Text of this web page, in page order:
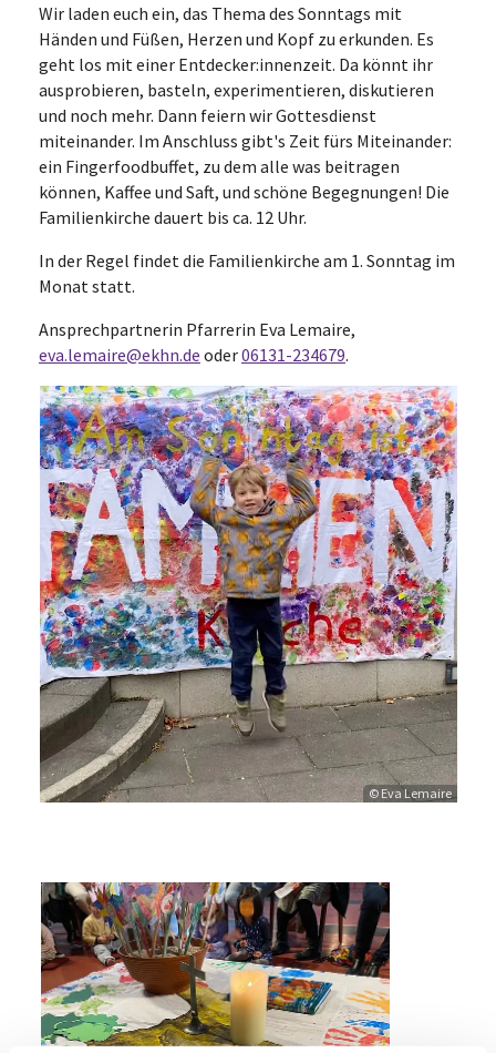
Wir laden euch ein, das Thema des Sonntags mit
Händen und Füßen, Herzen und Kopf zu erkunden. Es
geht los mit einer Entdecker:innenzeit. Da könnt ihr
ausprobieren, basteln, experimentieren, diskutieren
und noch mehr. Dann feiern wir Gottesdienst
miteinander. Im Anschluss gibt's Zeit fürs Miteinander:
ein Fingerfoodbuffet, zu dem alle was beitragen
können, Kaffee und Saft, und schöne Begegnungen! Die
Familienkirche dauert bis ca. 12 Uhr.
In der Regel findet die Familienkirche am 1. Sonntag im
Monat statt.
Ansprechpartnerin Pfarrerin Eva Lemaire,
eva.lemaire@ekhn.de oder06131-234679.
© Eva Lemaire